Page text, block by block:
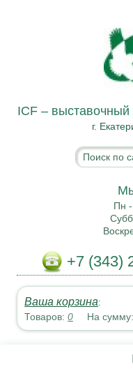
ICF – выставочный
г.
Пн
+7 (343)
Ваша корзина:
Товаров:0 На